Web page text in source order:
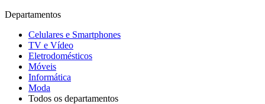
Departamentos
Celulares e Smartphones
TV e Vídeo
Eletrodomésticos
Móveis
Informática
Moda
Todos os departamentos